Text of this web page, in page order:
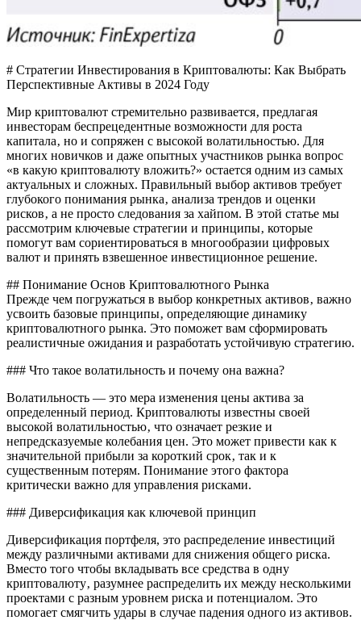
# Стратегии Инвестирования в Криптовалюты: Как Выбрать
Перспективные Активы в 2024 Году
Мир криптовалют стремительно развивается‚ предлагая
инвесторам беспрецедентные возможности для роста
капитала‚ но и сопряжен с высокой волатильностью. Для
многих новичков и даже опытных участников рынка вопрос
«в какую криптовалюту вложить?» остается одним из самых
актуальных и сложных. Правильный выбор активов требует
глубокого понимания рынка‚ анализа трендов и оценки
рисков‚ а не просто следования за хайпом. В этой статье мы
рассмотрим ключевые стратегии и принципы‚ которые
помогут вам сориентироваться в многообразии цифровых
валют и принять взвешенное инвестиционное решение.
## Понимание Основ Криптовалютного Рынка
Прежде чем погружаться в выбор конкретных активов‚ важно
усвоить базовые принципы‚ определяющие динамику
криптовалютного рынка. Это поможет вам сформировать
реалистичные ожидания и разработать устойчивую стратегию.
### Что такое волатильность и почему она важна?
Волатильность — это мера изменения цены актива за
определенный период. Криптовалюты известны своей
высокой волатильностью‚ что означает резкие и
непредсказуемые колебания цен. Это может привести как к
значительной прибыли за короткий срок‚ так и к
существенным потерям. Понимание этого фактора
критически важно для управления рисками.
### Диверсификация как ключевой принцип
Диверсификация портфеля, это распределение инвестиций
между различными активами для снижения общего риска.
Вместо того чтобы вкладывать все средства в одну
криптовалюту‚ разумнее распределить их между несколькими
проектами с разным уровнем риска и потенциалом. Это
помогает смягчить удары в случае падения одного из активов.